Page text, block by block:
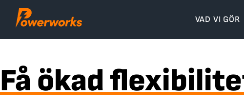
content
VAD VI GÖR
Få ökad